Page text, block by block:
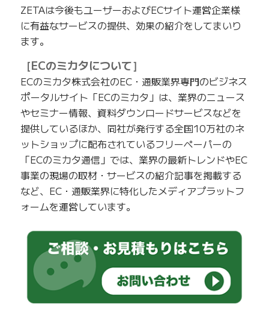
ZETAは今後もユーザーおよびECサイト運営企業様
に有益なサービスの提供、効果の紹介をしてまいり
ます。
［ECのミカタについて］
ECのミカタ株式会社のEC・通販業界専門のビジネス
ポータルサイト「ECのミカタ」は、業界のニュース
やセミナー情報、資料ダウンロードサービスなどを
提供しているほか、同社が発行する全国10万社のネ
ットショップに配布されているフリーペーパーの
「ECのミカタ通信」では、業界の最新トレンドやEC
事業の現場の取材・サービスの紹介記事を掲載する
など、EC・通販業界に特化したメディアプラットフ
ォームを運営しています。